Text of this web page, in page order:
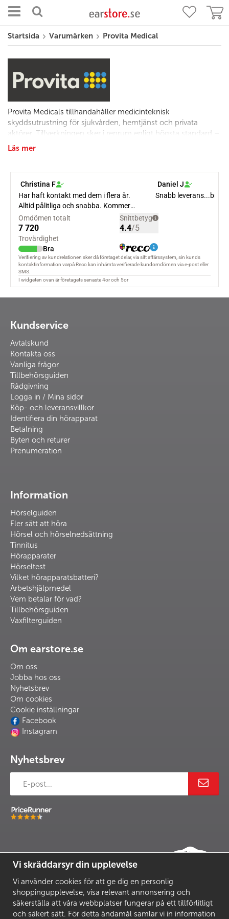
Startsida Varumärken Provita Medical
Provita Medicals tillhandahåller medicinteknisk
skyddsutrustning för sjukvården, hemtjänst och privata
aktörer. Tillverkningen sker i renrum enligt högsta standard –
kontrollerade och testade av oberoende laboratorium i
Provita Medicals munskydd är CE-märkta och tillverkas i
Stockholm. Produktionen är certifierad enligt ISO 14001:2015,
9001:2015 samt 13485:2016.
Läs mer
Kundservice
Avtalskund
Kontakta oss
Vanliga frågor
Tillbehörsguiden
Rådgivning
Logga in / Mina sidor
Köp- och leveransvillkor
Identifiera din hörapparat
Betalning
Byten och returer
Prenumeration
Information
Hörselguiden
Fler sätt att höra
Hörsel och hörselnedsättning
Tinnitus
Hörapparater
Hörseltest
Vilket hörapparatsbatteri?
Arbetshjälpmedel
Vem betalar för vad?
Tillbehörsguiden
Vaxfilterguiden
Om earstore.se
Om oss
Jobba hos oss
Nyhetsbrev
Om cookies
Cookie inställningar
Facebook
Instagram
Nyhetsbrev
Vi skräddarsyr din upplevelse
Vi använder cookies för att ge dig en personlig
shoppingupplevelse, visa relevant annonsering och
säkerställa att våra webbplatser fungerar på ett tillförlitligt
och säkert sätt. För detta ändamål samlar vi in information